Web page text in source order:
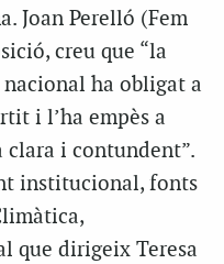
Joan Perelló (Fem
creu que “la
ha obligat a
i l’ha empès a
clara i contundent”.
institucional, fonts
que dirigeix Teresa